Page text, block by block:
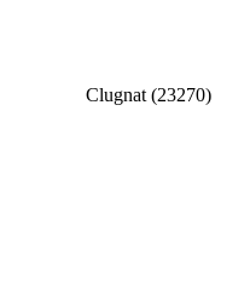
Clugnat (23270)